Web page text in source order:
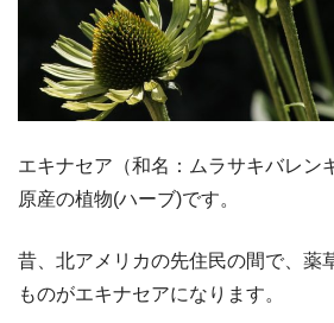
エキナセア（和名：ムラサキバレン
原産の植物(ハーブ)です。
昔、北アメリカの先住民の間で、薬
ものがエキナセアになります。